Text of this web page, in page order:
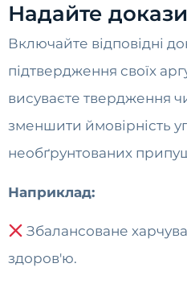
Надайте докази
Включайте відповідні
підтвердження своїх
висуваєте твердження
зменшити ймовірність
необґрунтованих
Наприклад:
Збалансоване
здоров'ю.